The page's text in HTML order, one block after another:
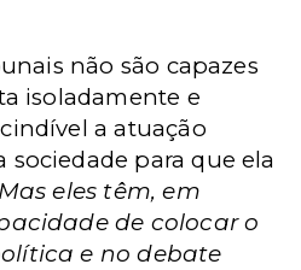
não são capazes
isoladamente e
a atuação
para que ela
Mas eles têm, em
de colocar o
e no debate